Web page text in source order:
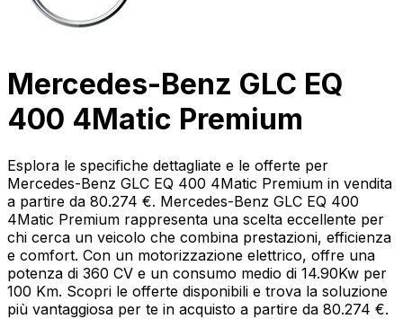
Mercedes-Benz GLC EQ
400 4Matic Premium
Esplora le specifiche dettagliate e le offerte per
Mercedes-Benz GLC EQ 400 4Matic Premium in vendita
a partire da 80.274 €. Mercedes-Benz GLC EQ 400
4Matic Premium rappresenta una scelta eccellente per
chi cerca un veicolo che combina prestazioni, efficienza
e comfort. Con un motorizzazione elettrico, offre una
potenza di 360 CV e un consumo medio di 14.90Kw per
100 Km. Scopri le offerte disponibili e trova la soluzione
più vantaggiosa per te in acquisto a partire da 80.274 €.